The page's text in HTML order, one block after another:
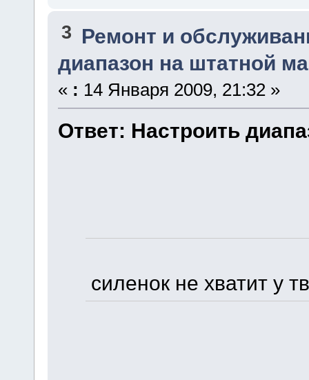
3 Ремонт и
диапазон на штатной
« : 14 Января 2009, 21:32 »
Ответ: Настроить
силенок не хватит у